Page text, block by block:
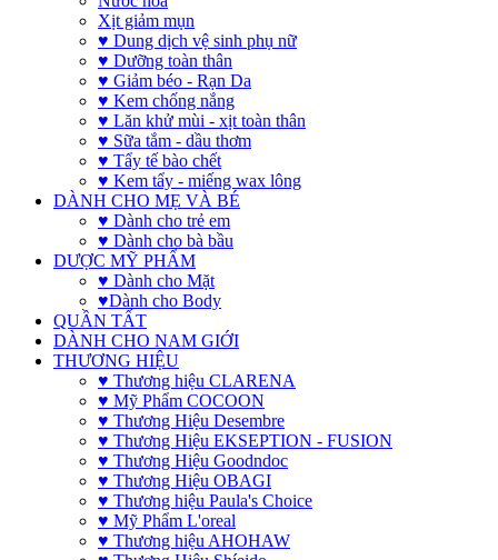
Xịt giảm mụn
♥ Dung dịch vệ sinh phụ nữ
♥ Dưỡng toàn thân
♥ Giảm béo - Rạn Da
♥ Kem chống nắng
♥ Lăn khử mùi - xịt toàn thân
♥ Sữa tắm - dầu thơm
♥ Tẩy tế bào chết
♥ Kem tẩy - miếng wax lông
DÀNH CHO MẸ VÀ BÉ
♥ Dành cho trẻ em
♥ Dành cho bà bầu
DƯỢC MỸ PHẨM
♥ Dành cho Mặt
♥Dành cho Body
QUẦN TẤT
DÀNH CHO NAM GIỚI
THƯƠNG HIỆU
♥ Thương hiệu CLARENA
♥ Mỹ Phẩm COCOON
♥ Thương Hiệu Desembre
♥ Thương Hiệu EKSEPTION - FUSION
♥ Thương Hiệu Goodndoc
♥ Thương Hiệu OBAGI
♥ Thương hiệu Paula's Choice
♥ Mỹ Phẩm L'oreal
♥ Thương hiệu AHOHAW